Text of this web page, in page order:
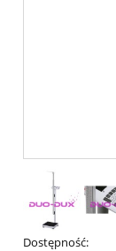
Dostępność: